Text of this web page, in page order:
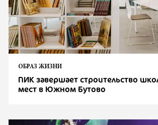
ОБРАЗ ЖИЗНИ
ПИК завершает строительство
мест в Южном Бутово